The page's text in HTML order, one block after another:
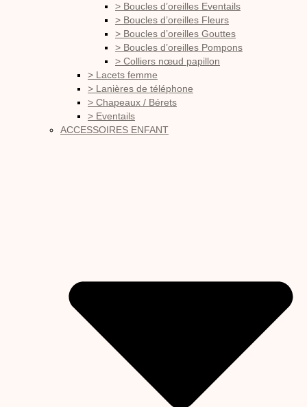
> Boucles d’oreilles Eventails
> Boucles d’oreilles Fleurs
> Boucles d’oreilles Gouttes
> Boucles d’oreilles Pompons
> Colliers nœud papillon
> Lacets femme
> Lanières de téléphone
> Chapeaux / Bérets
> Eventails
ACCESSOIRES ENFANT